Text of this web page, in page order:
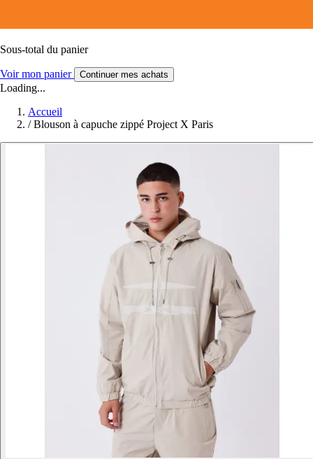
Sous-total du panier
Voir mon panier Continuer mes achats
Loading...
Accueil
/ Blouson à capuche zippé Project X Paris